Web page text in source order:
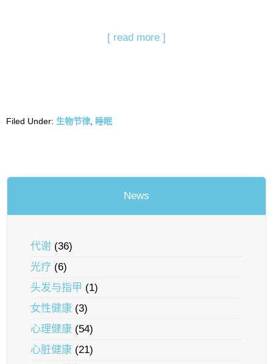
[ read more ]
Filed Under: 生物节律 睡眠
News
代谢 (36)
光疗 (6)
头发与指甲 (1)
女性健康 (3)
心理健康 (54)
心脏健康 (21)